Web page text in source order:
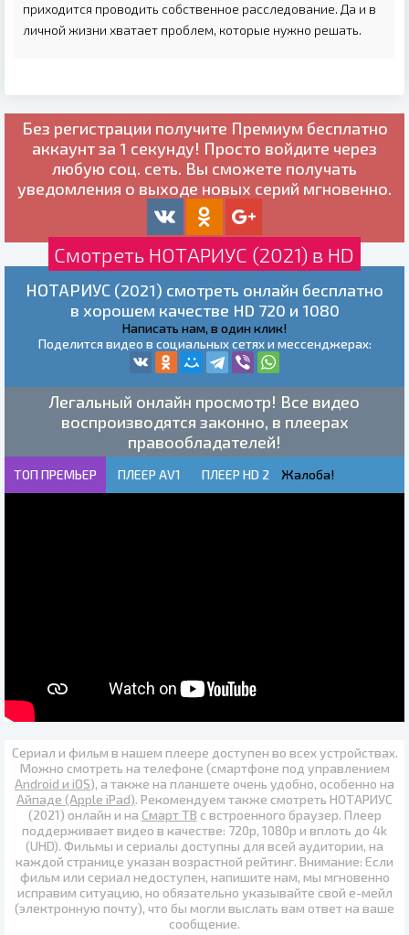
приходится проводить собственное расследование. Да и в
личной жизни хватает проблем, которые нужно решать.
Без регистрации получите Премиум бесплатно
аккаунт за 1 секунду! Просто войдите через
любую соц. сеть. Вы сможете получать
уведомления о выходе новых серий мгновенно.
Смотреть НОТАРИУС (2021) в HD
НОТАРИУС (2021) смотреть онлайн бесплатно
в хорошем качестве HD 720 и 1080
Написать нам, в один клик!
Поделится видео в социальных сетях и мессенджерах:
Легальный онлайн просмотр! Все видео
воспроизводятся законно, в плеерах
правообладателей!
ТОП ПРЕМЬЕР ПЛЕЕР AV1 ПЛЕЕР HD 2 Жалоба!
Сериал и фильм в нашем плеере доступен во всех устройствах.
Можно смотреть на телефоне (смартфоне под управлением
Android и iOS), а также на планшете очень удобно, особенно на
Айпаде (Apple iPad). Рекомендуем также смотреть НОТАРИУС
(2021) онлайн и на Смарт ТВ с встроенного браузер. Плеер
поддерживает видео в качестве: 720p, 1080p и вплоть до 4k
(UHD). Фильмы и сериалы доступны для всей аудитории, на
каждой странице указан возрастной рейтинг. Внимание: Если
фильм или сериал недоступен, напишите нам, мы мгновенно
исправим ситуацию, но обязательно указывайте свой е-мейл
(электронную почту), что бы могли выслать вам ответ на ваше
сообщение.